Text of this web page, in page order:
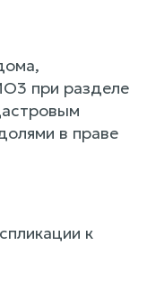
при разделе
в праве
к